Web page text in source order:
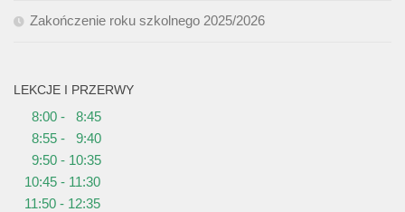
Zakończenie roku szkolnego 2025/2026
LEKCJE I PRZERWY
8:00 - 8:45
8:55 - 9:40
9:50 - 10:35
10:45 - 11:30
11:50 - 12:35